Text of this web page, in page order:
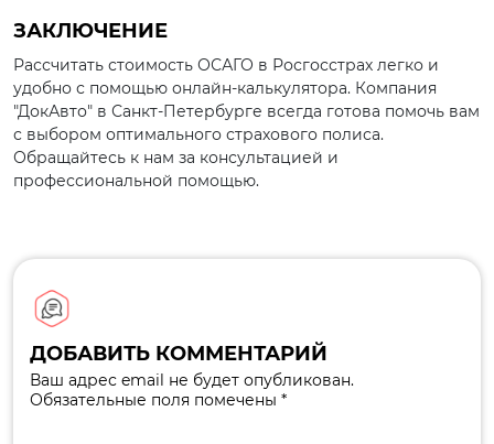
ЗАКЛЮЧЕНИЕ
Рассчитать стоимость ОСАГО в Росгосстрах легко и
удобно с помощью онлайн-калькулятора. Компания
"ДокАвто" в Санкт-Петербурге всегда готова помочь вам
с выбором оптимального страхового полиса.
Обращайтесь к нам за консультацией и
профессиональной помощью.
ДОБАВИТЬ КОММЕНТАРИЙ
Ваш адрес email не будет опубликован.
Обязательные поля помечены *